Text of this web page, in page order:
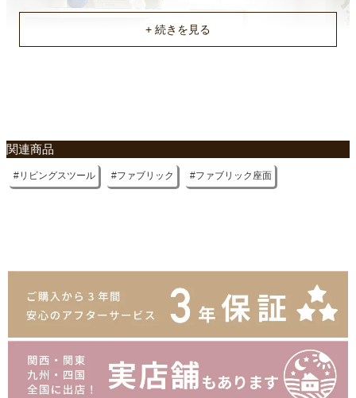
関連商品
リビングスツール ファブリック ファブリック座面